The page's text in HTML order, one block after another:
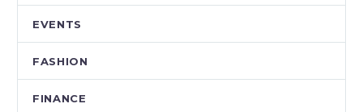
EVENTS
FASHION
FINANCE